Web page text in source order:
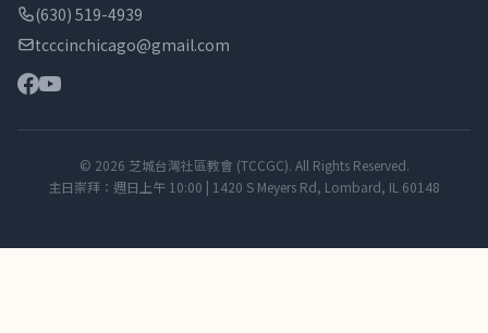
(630) 519-4939
tcccinchicago@gmail.com
© 2026 芝城台灣社區教會 (TCCGC). All Rights Reserved.
主日崇拜：週日上午 10:00 | 1420 S Meyers Rd, Lombard, IL 60148